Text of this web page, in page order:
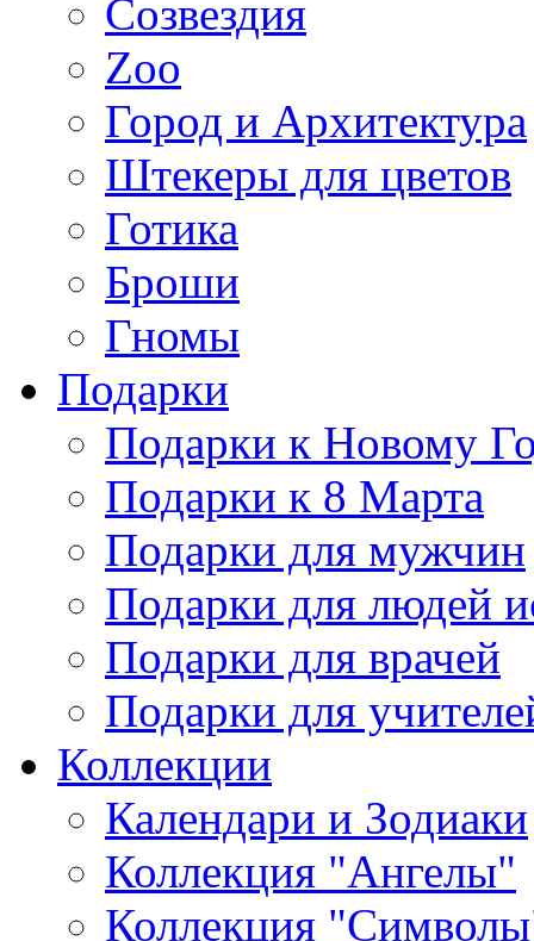
Созвездия
Zoo
Город и Архитектура
Штекеры для цветов
Готика
Броши
Гномы
Подарки
Подарки к Новому
Подарки к 8 Марта
Подарки для мужчин
Подарки для людей
Подарки для врачей
Подарки для
Коллекции
Календари и Зодиаки
Коллекция "Ангелы"
Коллекция